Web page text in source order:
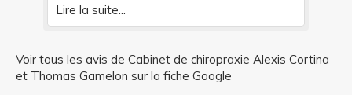
ce genre de RDV, la
sûr c'est que même s'il a réglé
soucis handicapant, je continue
continuerai à le voir en entretien. Mille merci
Voir tous les avis de Cabinet de chiropraxie Alexis Cortina
et Thomas Gamelon sur la fiche Google